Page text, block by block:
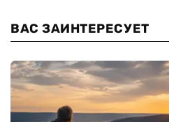
ВАС ЗАИНТЕРЕСУЕТ